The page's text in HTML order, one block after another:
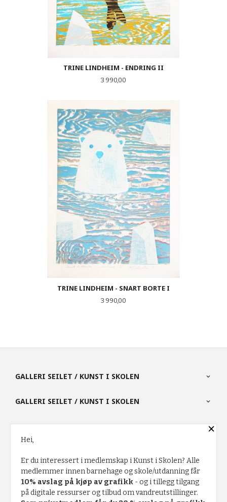
TRINE LINDHEIM - ENDRING II
Pris
3 990,00
TRINE LINDHEIM - SNART BORTE I
Pris
3 990,00
GALLERI SEILET / KUNST I SKOLEN
GALLERI SEILET / KUNST I SKOLEN
PARTNERE
FRAKT KJØPSBETINGELSER SIKKERHET OG PERSONVERN
NYHETSBREV
×
Hei,
Er du interessert i medlemskap i Kunst i Skolen? Alle
medlemmer innen barnehage og skole/utdanning får
10% avslag på kjøp av grafikk - og i tillegg tilgang
på digitale ressurser og tilbud om vandreutstillinger.